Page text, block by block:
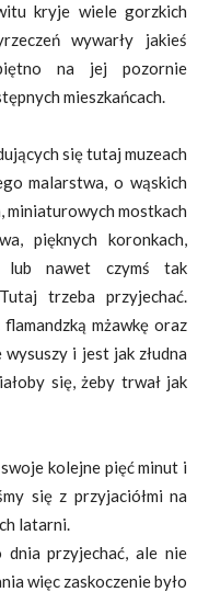
kryje wiele gorzkich
wywarły jakieś
na jej pozornie
mieszkańcach.
się tutaj muzeach
malarstwa, o wąskich
miniaturowych mostkach
pięknych koronkach,
lub nawet czymś tak
trzeba przyjechać.
mżawkę oraz
i jest jak złudna
się, żeby trwał jak
kolejne pięć minut i
się z przyjaciółmi na
latarni.
przyjechać, ale nie
więc zaskoczenie było